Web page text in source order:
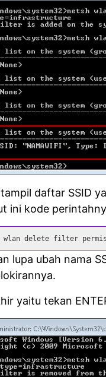
daftar SSID
ini kode
wlan delete filter
lupa ubah nama
yaitu tekan